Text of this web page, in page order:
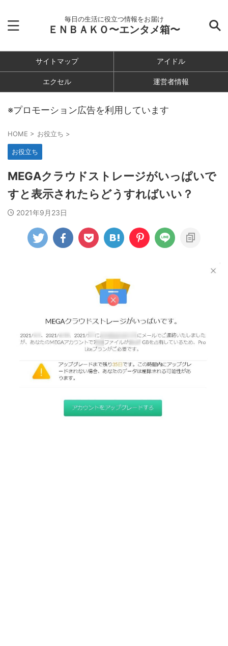
毎日の生活に役立つ情報をお届け
ＥＮＢＡＫＯ〜エンタメ箱〜
サイトマップ アイドル
エクセル 運営者情報
※プロモーション広告を利用しています
HOME > お役立ち >
お役立ち
MEGAクラウドストレージがいっぱいで
すと表示されたらどうすればいい？
2021年9月23日